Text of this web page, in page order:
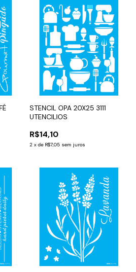
STENCIL OPA 20X25 3111
UTENCILIOS
R$14,10
2 x de R$7,05 sem juros